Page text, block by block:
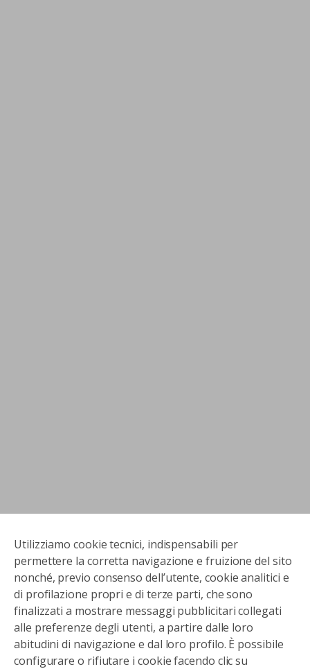
Utilizziamo cookie tecnici, indispensabili per
permettere la corretta navigazione e fruizione del sito
nonché, previo consenso dell’utente, cookie analitici e
di profilazione propri e di terze parti, che sono
finalizzati a mostrare messaggi pubblicitari collegati
alle preferenze degli utenti, a partire dalle loro
abitudini di navigazione e dal loro profilo. È possibile
configurare o rifiutare i cookie facendo clic su